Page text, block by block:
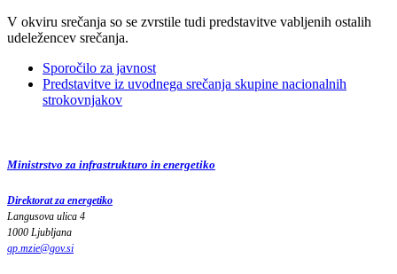
V okviru srečanja so se zvrstile tudi predstavitve vabljenih ostalih
udeležencev srečanja.
Sporočilo za javnost
Predstavitve iz uvodnega srečanja skupine nacionalnih
strokovnjakov
Ministrstvo za infrastrukturo in energetiko
Direktorat za energetiko
Langusova ulica 4
1000 Ljubljana
gp.mzie@gov.si